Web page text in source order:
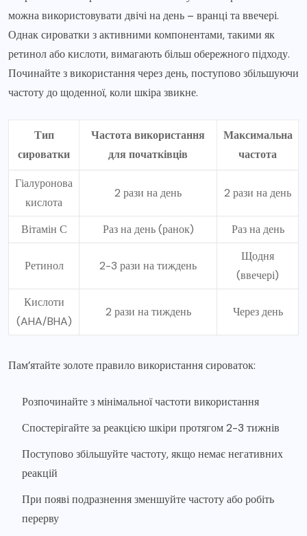
можна використовувати двічі на день – вранці та ввечері.
Однак сироватки з активними компонентами, такими як
ретинол або кислоти, вимагають більш обережного підходу.
Починайте з використання через день, поступово збільшуючи
частоту до щоденної, коли шкіра звикне.
Тип
сироватки
Частота використання
для початківців
Максимальна
частота
Гіалуронова
кислота
2 рази на день 2 рази на день
Вітамін С Раз на день (ранок) Раз на день
Ретинол 2-3 рази на тиждень
Щодня
(ввечері)
Кислоти
(AHA/BHA)
2 рази на тиждень Через день
Пам’ятайте золоте правило використання сироваток:
Розпочинайте з мінімальної частоти використання
Спостерігайте за реакцією шкіри протягом 2-3 тижнів
Поступово збільшуйте частоту, якщо немає негативних
реакцій
При появі подразнення зменшуйте частоту або робіть
перерву